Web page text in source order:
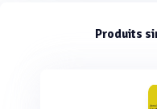
Produits